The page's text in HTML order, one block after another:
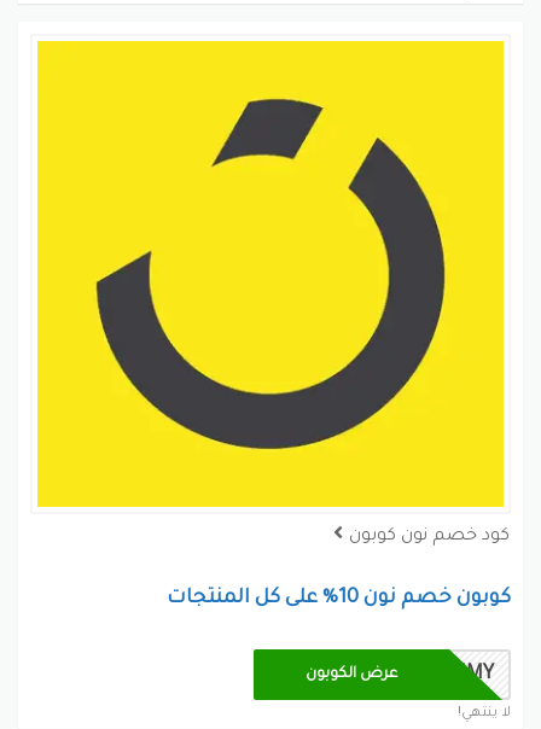
كود خصم نون كوبون
كوبون خصم نون 10% على كل المنتجات
JAMMY عرض الكوبون
لا ينتهي!